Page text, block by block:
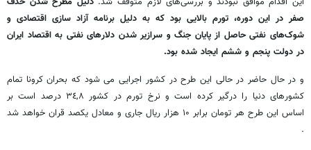
صفر در این دوره، تورم بالایی بود که به دلیل برنامه آزاد سازی اقتصادی و
شوک‌های نفتی حاصل از پایان جنگ و سرازیر شدن دلارهای نفتی به اقتصاد ایران
در دولت پنجم و ششم ایجاد شده بود.
و در حال حاضر در حالی این طرح در کشور اجرایی می شود که بحران کرونا تمام
کشورهای دنیا را درگیر کرده است و نرخ تورم در کشور ٣٤,٨ درصد است بر
اساس این طرح هر تومان برابر ۱۰ هزار ریال جاری و معادل یکصد قران خواهد شد
.